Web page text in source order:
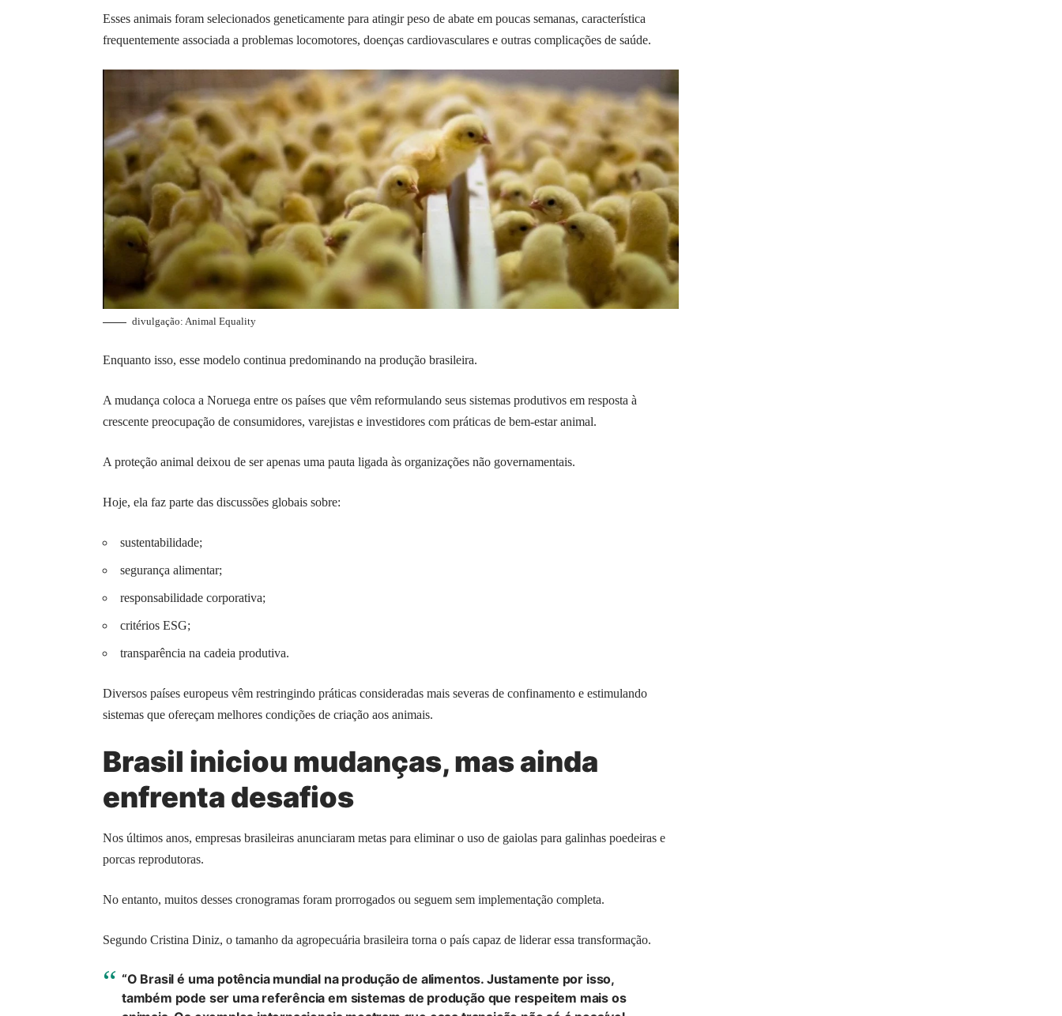
Esses animais foram selecionados geneticamente para atingir peso de abate em poucas semanas, característica
frequentemente associada a problemas locomotores, doenças cardiovasculares e outras complicações de saúde.
divulgação: Animal Equality
Enquanto isso, esse modelo continua predominando na produção brasileira.
A mudança coloca a Noruega entre os países que vêm reformulando seus sistemas produtivos em resposta à
crescente preocupação de consumidores, varejistas e investidores com práticas de bem-estar animal.
A proteção animal deixou de ser apenas uma pauta ligada às organizações não governamentais.
Hoje, ela faz parte das discussões globais sobre:
sustentabilidade;
segurança alimentar;
responsabilidade corporativa;
critérios ESG;
transparência na cadeia produtiva.
Diversos países europeus vêm restringindo práticas consideradas mais severas de confinamento e estimulando
sistemas que ofereçam melhores condições de criação aos animais.
Brasil iniciou mudanças, mas ainda
enfrenta desafios
Nos últimos anos, empresas brasileiras anunciaram metas para eliminar o uso de gaiolas para galinhas poedeiras e
porcas reprodutoras.
No entanto, muitos desses cronogramas foram prorrogados ou seguem sem implementação completa.
Segundo Cristina Diniz, o tamanho da agropecuária brasileira torna o país capaz de liderar essa transformação.
“O Brasil é uma potência mundial na produção de alimentos. Justamente por isso,
também pode ser uma referência em sistemas de produção que respeitem mais os